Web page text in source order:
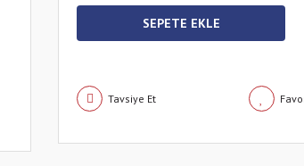
SEPETE EKLE
Tavsiye Et